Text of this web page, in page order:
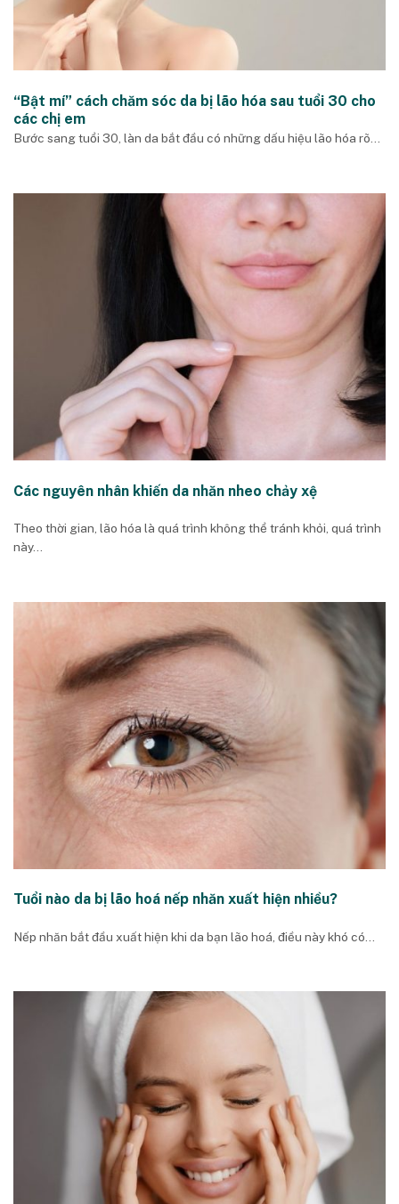
“Bật mí” cách chăm sóc da bị lão hóa sau tuổi 30 cho
các chị em
Bước sang tuổi 30, làn da bắt đầu có những dấu hiệu lão hóa rõ...
Các nguyên nhân khiến da nhăn nheo chảy xệ
Theo thời gian, lão hóa là quá trình không thể tránh khỏi, quá trình
này...
Tuổi nào da bị lão hoá nếp nhăn xuất hiện nhiều?
Nếp nhăn bắt đầu xuất hiện khi da bạn lão hoá, điều này khó có...